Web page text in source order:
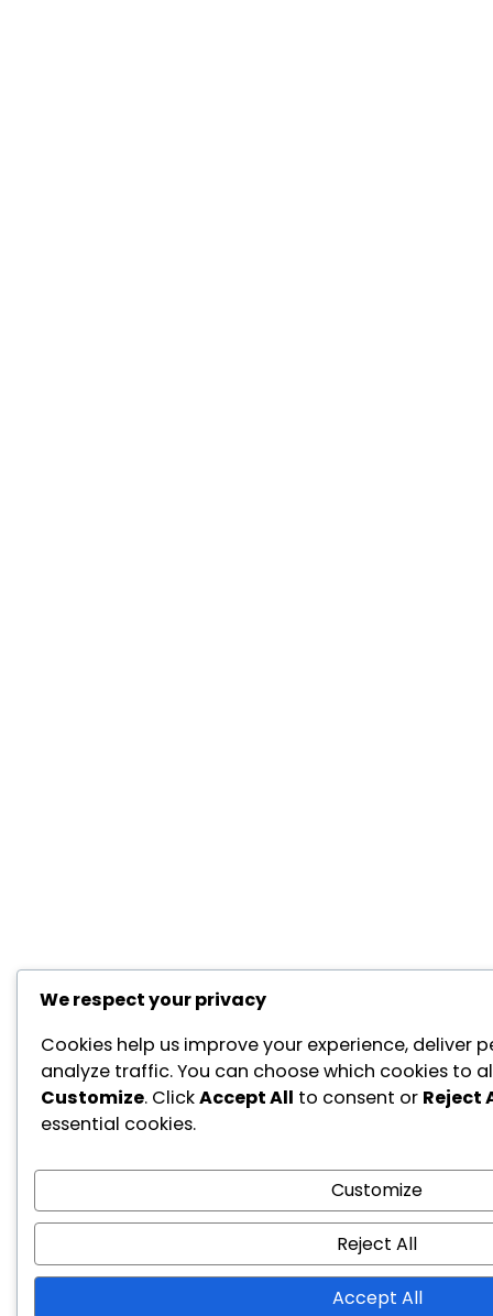
We respect your privacy
Cookies help us improve your experience, deliver
analyze traffic. You can choose which cookies to
Customize. ClickAccept All to consent or Reject
essential cookies.
Customize
Reject All
Accept All